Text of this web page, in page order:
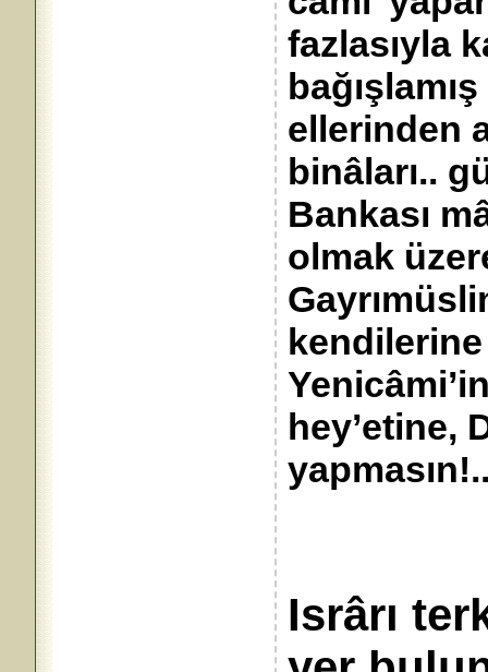
fazlasıyla
ellerinden
binâları..
Bankası
olmak
kendilerine
hey’etine,
Isrârı